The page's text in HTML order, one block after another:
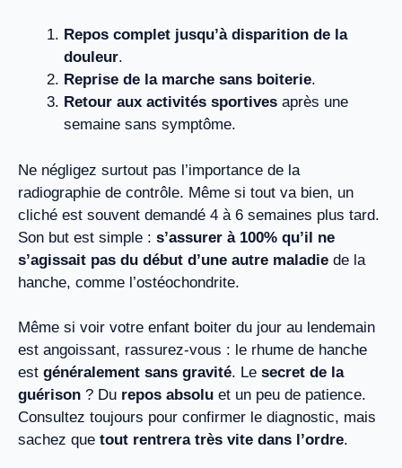
Repos complet jusqu’à disparition de la
douleur.
Reprise de la marche sans boiterie.
Retour aux activités sportives après une
semaine sans symptôme.
Ne négligez surtout pas l’importance de la
radiographie de contrôle. Même si tout va bien, un
cliché est souvent demandé 4 à 6 semaines plus tard.
Son but est simple : s’assurer à 100% qu’il ne
s’agissait pas du début d’une autre maladie de la
hanche, comme l’ostéochondrite.
Même si voir votre enfant boiter du jour au lendemain
est angoissant, rassurez-vous : le rhume de hanche
est généralement sans gravité. Le secret de la
guérison ? Du repos absolu et un peu de patience.
Consultez toujours pour confirmer le diagnostic, mais
sachez que tout rentrera très vite dans l’ordre.